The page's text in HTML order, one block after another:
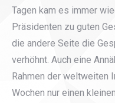
Tagen kam es immer
Präsidenten zu guten
die andere Seite die
verhöhnt. Auch eine
Rahmen der weltweiten
Wochen nur einen